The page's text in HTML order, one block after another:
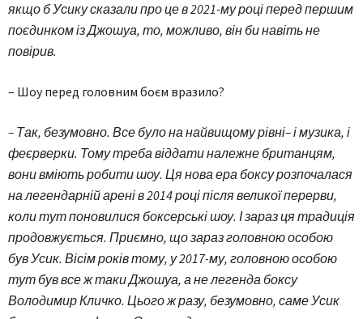
якщо б Усику сказали про це в 2021-му році перед першим
поєдинком із Джошуа, то, можливо, він би навіть не
повірив.
– Шоу перед головним боєм вразило?
– Так, безумовно. Все було на найвищому рівні– і музика, і
феєрверки. Тому треба віддати належне британцям,
вони вміють робити шоу. Ця нова ера боксу розпочалася
на легендарній арені в 2014 році після великої перерви,
коли тут поновилися боксерські шоу. І зараз ця традиція
продовжується. Приємно, що зараз головною особою
був Усик. Вісім років тому, у 2017-му, головною особою
тут був все ж таки Джошуа, а не легенда боксу
Володимир Кличко. Цього ж разу, безумовно, саме Усик